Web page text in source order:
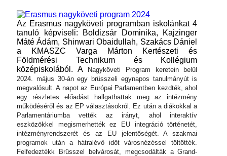
Az Erasmus nagyköveti programban iskolánkat 4
tanuló képviseli: Boldizsár Dominika, Kajzinger
Máté Ádám, Shinwari Obaidullah, Szakács Dániel
a KMASZC Varga Márton Kertészeti és
Földmérési Technikum és Kollégium
középiskolából. ANagyköveti Program keretein belül
2024. május 30-án egy brüsszeli egynapos tanulmányút is
megvalósult. A napot az Európai Parlamentben kezdték, ahol
egy részletes előadást hallgathattak meg az intézmény
működéséről és az EP választásokról. Ez után a diákokkal a
Parlamentáriumba vették az irányt, ahol interaktív
eszközökkel megismerhették ez EU integráció történetét,
intézményrendszerét és az EU jelentőségét. A szakmai
programok után a hátralévő időt városnézéssel töltötték.
Felfedeztékk Brüsszel belvárosát, megcsodálták a Grand-